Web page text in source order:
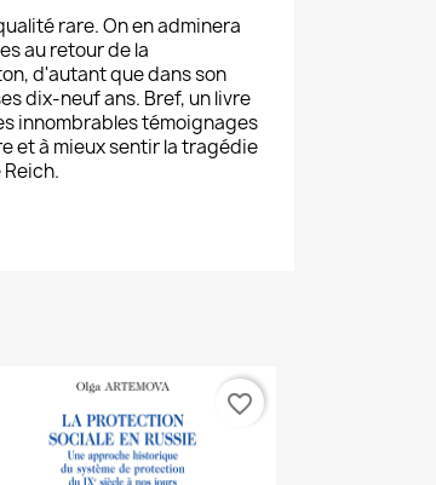
rare. On en adminera
au retour de la
d'autant que dans son
dix-neuf ans. Bref, un livre
innombrables témoignages
et à mieux sentir la tragédie
favorite_border